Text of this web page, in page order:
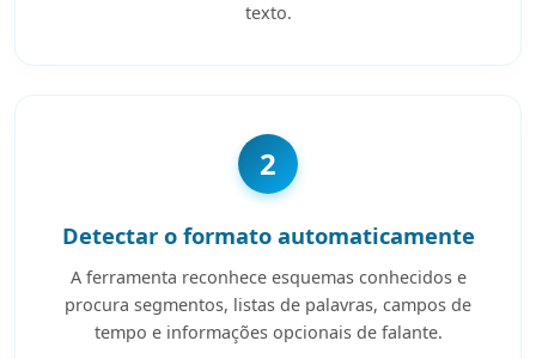
texto.
2
Detectar o formato automaticamente
A ferramenta reconhece esquemas conhecidos e
procura segmentos, listas de palavras, campos de
tempo e informações opcionais de falante.